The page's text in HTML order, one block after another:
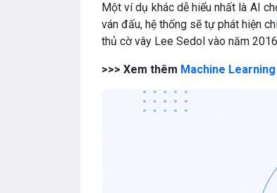
Một ví dụ khác dễ hiểu nhất là AI
ván đấu, hệ thống sẽ tự phát hiện
thủ cờ vây Lee Sedol vào năm
>>> Xem thêm Machine